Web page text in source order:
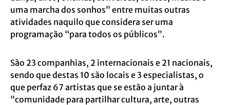
uma marcha dos sonhos” entre muitas outras
atividades naquilo que considera ser uma
programação “para todos os públicos”.
São 23 companhias, 2 internacionais e 21 nacionais,
sendo que destas 10 são locais e 3 especialistas, o
que perfaz 67 artistas que se estão a juntar à
“comunidade para partilhar cultura, arte, outras